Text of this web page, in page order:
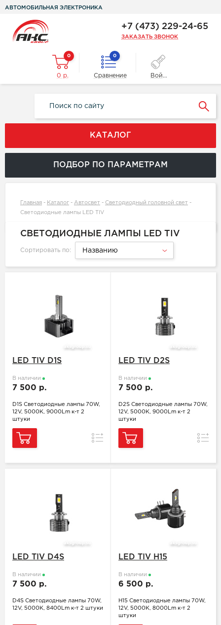
АВТОМОБИЛЬНАЯ ЭЛЕКТРОНИКА
+7 (473) 229-24-65
ЗАКАЗАТЬ ЗВОНОК
0
0 р.
0
Сравнение Войти
КАТАЛОГ
ПОДБОР ПО ПАРАМЕТРАМ
Главная - Каталог - Автосвет - Светодиодный головной свет -
Светодиодные лампы LED TIV
СВЕТОДИОДНЫЕ ЛАМПЫ LED TIV
Сортировать по: Названию
LED TIV D1S
В наличии
7 500 р.
D1S Светодиодные лампы 70W,
12V, 5000K, 9000Lm к-т 2
штуки
Сравнение
LED TIV D2S
В наличии
7 500 р.
D2S Светодиодные лампы 70W,
12V, 5000K, 9000Lm к-т 2
штуки
LED TIV D4S
В наличии
7 500 р.
D4S Светодиодные лампы 70W,
12V, 5000K, 8400Lm к-т 2 штуки
LED TIV H15
В наличии
6 500 р.
H15 Светодиодные лампы 70W,
12V, 5000K, 8000Lm к-т 2
штуки